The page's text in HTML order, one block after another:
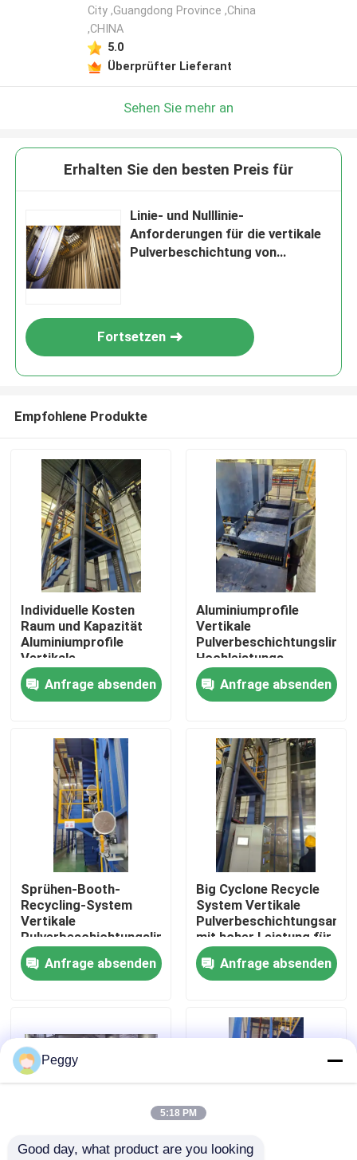
Haus
Produkte
VR Show
Über uns
Fabrik-Ausflug
Qualitätskontrolle
Fordern Sie ein Zitat
Vertikale Pulver-Beschichtungs-Linie
City ,Guangdong Province ,China
,CHINA
5.0
Überprüfter Lieferant
Sehen Sie mehr an
Erhalten Sie den besten Preis für
Linie- und Nulllinie-
Anforderungen für die vertikale
Pulverbeschichtung von
Fortsetzen
Empfohlene Produkte
Individuelle Kosten
Raum und Kapazität
Aluminiumprofile
Vertikale
Pulverbeschichtungslinie
Hochleistung
Anfrage absenden
Aluminiumprofile
Vertikale
Pulverbeschichtungslinie
Hochleistungs-
Anfrage absenden
Sprühen-Booth-
Recycling-System
Vertikale
Pulverbeschichtungslinie
Hochleistungs- für
Aluminiumprofile
Anfrage absenden
Big Cyclone Recycle
System Vertikale
mit hoher Leistung für
Aluminiumprofile
Anfrage absenden
Peggy
5:18 PM
Good day, what product are you looking